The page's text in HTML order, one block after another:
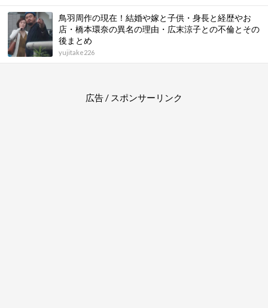
鳥羽周作の現在！結婚や嫁と子供・身長と経歴やお
店・橋本環奈の異名の理由・広末涼子との不倫とその
後まとめ
yujitake226
広告 / スポンサーリンク